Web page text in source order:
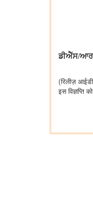
ਡੀਐੱਸ/
(रिलीज़
इस विज्ञप्ति